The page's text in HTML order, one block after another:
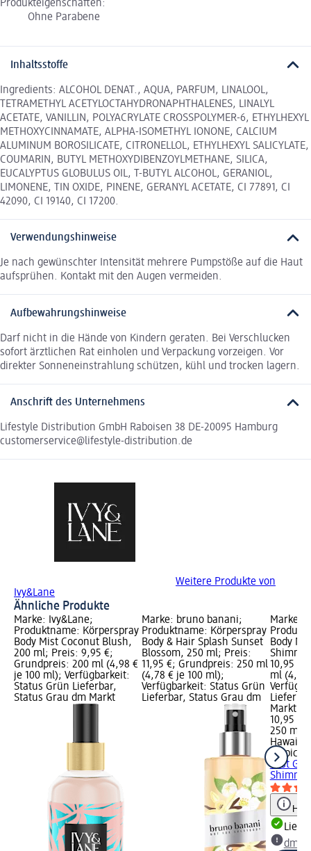
Produkteigenschaften:
Ohne Parabene
Inhaltsstoffe
Ingredients: ALCOHOL DENAT., AQUA, PARFUM, LINALOOL,
TETRAMETHYL ACETYLOCTAHYDRONAPHTHALENES, LINALYL
ACETATE, VANILLIN, POLYACRYLATE CROSSPOLYMER-6, ETHYLHEXYL
METHOXYCINNAMATE, ALPHA-ISOMETHYL IONONE, CALCIUM
ALUMINUM BOROSILICATE, CITRONELLOL, ETHYLHEXYL SALICYLATE,
COUMARIN, BUTYL METHOXYDIBENZOYLMETHANE, SILICA,
EUCALYPTUS GLOBULUS OIL, T-BUTYL ALCOHOL, GERANIOL,
LIMONENE, TIN OXIDE, PINENE, GERANYL ACETATE, CI 77891, CI
42090, CI 19140, CI 17200.
Verwendungshinweise
Je nach gewünschter Intensität mehrere Pumpstöße auf die Haut
aufsprühen. Kontakt mit den Augen vermeiden.
Aufbewahrungshinweise
Darf nicht in die Hände von Kindern geraten. Bei Verschlucken
sofort ärztlichen Rat einholen und Verpackung vorzeigen. Vor
direkter Sonneneinstrahlung schützen, kühl und trocken lagern.
Anschrift des Unternehmens
Lifestyle Distribution GmbH Raboisen 38 DE-20095 Hamburg
customerservice@lifestyle-distribution.de
Weitere Produkte von
Ivy&Lane
Ähnliche Produkte
Marke: Ivy&Lane;
Produktname: Körperspray
Body Mist Coconut Blush,
200 ml; Preis: 9,95 €;
Grundpreis: 200 ml (4,98 €
je 100 ml); Verfügbarkeit:
Status Grün Lieferbar,
Status Grau dm Markt
Marke: bruno banani;
Produktname: Körperspray
Body & Hair Splash Sunset
Blossom, 250 ml; Preis:
11,95 €; Grundpreis: 250 ml
(4,78 € je 100 ml);
Verfügbarkeit: Status Grün
Lieferbar, Status Grau dm
Marke:
Body
10,95 €;
ml (4,38
Markt
10,95 €
250 ml
Tropic
Mist
dm